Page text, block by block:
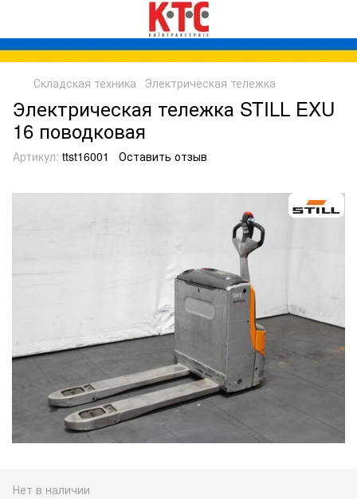
Складская техника Электрическая тележка
Электрическая тележка STILL EXU
16 поводковая
Артикул: ttst16001 Оставить отзыв
Нет в наличии